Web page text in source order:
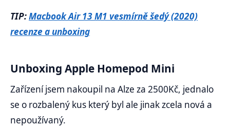
TIP:Macbook Air 13 M1 vesmírně šedý (2020)
recenze a unboxing
Unboxing Apple Homepod Mini
Zařízení jsem nakoupil na Alze za 2500Kč, jednalo
se o rozbalený kus který byl ale jinak zcela nová a
nepoužívaný.